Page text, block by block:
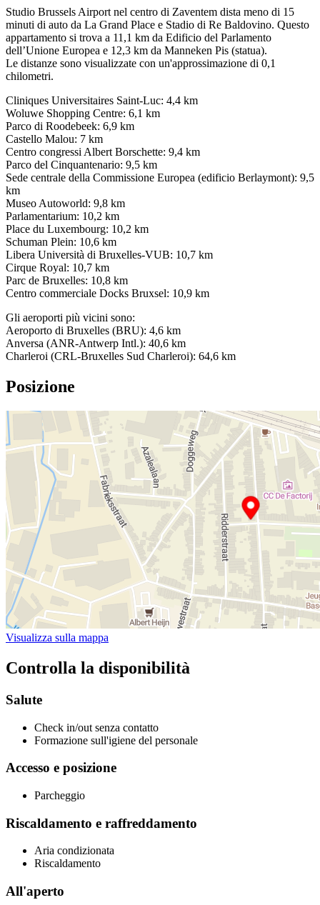
Studio Brussels Airport nel centro di Zaventem dista meno di 15
minuti di auto da La Grand Place e Stadio di Re Baldovino. Questo
appartamento si trova a 11,1 km da Edificio del Parlamento
dell’Unione Europea e 12,3 km da Manneken Pis (statua).
Le distanze sono visualizzate con un'approssimazione di 0,1
chilometri.
Cliniques Universitaires Saint-Luc: 4,4 km
Woluwe Shopping Centre: 6,1 km
Parco di Roodebeek: 6,9 km
Castello Malou: 7 km
Centro congressi Albert Borschette: 9,4 km
Parco del Cinquantenario: 9,5 km
Sede centrale della Commissione Europea (edificio Berlaymont): 9,5
km
Museo Autoworld: 9,8 km
Parlamentarium: 10,2 km
Place du Luxembourg: 10,2 km
Schuman Plein: 10,6 km
Libera Università di Bruxelles-VUB: 10,7 km
Cirque Royal: 10,7 km
Parc de Bruxelles: 10,8 km
Centro commerciale Docks Bruxsel: 10,9 km
Gli aeroporti più vicini sono:
Aeroporto di Bruxelles (BRU): 4,6 km
Anversa (ANR-Antwerp Intl.): 40,6 km
Charleroi (CRL-Bruxelles Sud Charleroi): 64,6 km
Posizione
Visualizza sulla mappa
Controlla la disponibilità
Salute
Check in/out senza contatto
Formazione sull'igiene del personale
Accesso e posizione
Parcheggio
Riscaldamento e raffreddamento
Aria condizionata
Riscaldamento
All'aperto